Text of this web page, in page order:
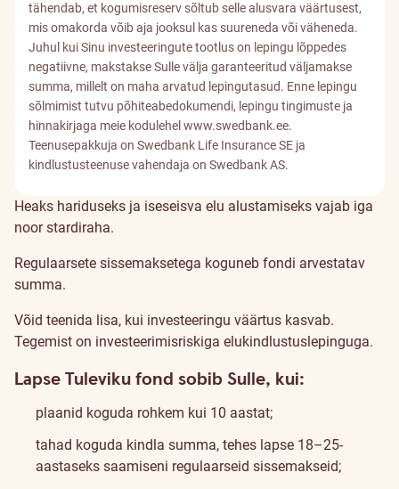
tähendab, et kogumisreserv sõltub selle alusvara väärtusest,
mis omakorda võib aja jooksul kas suureneda või väheneda.
Juhul kui Sinu investeeringute tootlus on lepingu lõppedes
negatiivne, makstakse Sulle välja garanteeritud väljamakse
summa, millelt on maha arvatud lepingutasud. Enne lepingu
sõlmimist tutvu põhiteabedokumendi, lepingu tingimuste ja
hinnakirjaga meie kodulehel www.swedbank.ee.
Teenusepakkuja on Swedbank Life Insurance SE ja
kindlustusteenuse vahendaja on Swedbank AS.
Lapse
Tuleviku
fondist
Heaks hariduseks ja iseseisva elu alustamiseks vajab iga
noor stardiraha.
Regulaarsete sissemaksetega koguneb fondi arvestatav
summa.
Võid teenida lisa, kui investeeringu väärtus kasvab.
Tegemist on investeerimisriskiga elukindlustuslepinguga.
Lapse Tuleviku fond sobib Sulle, kui:
plaanid koguda rohkem kui 10 aastat;
tahad koguda kindla summa, tehes lapse 18–25-
aastaseks saamiseni regulaarseid sissemakseid;